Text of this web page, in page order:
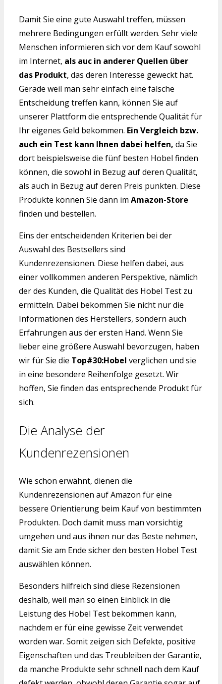
Damit Sie eine gute Auswahl treffen, müssen
mehrere Bedingungen erfüllt werden. Sehr viele
Menschen informieren sich vor dem Kauf sowohl
im Internet, als auc in anderer Quellen über
das Produkt, das deren Interesse geweckt hat.
Gerade weil man sehr einfach eine falsche
Entscheidung treffen kann, können Sie auf
unserer Plattform die entsprechende Qualität für
Ihr eigenes Geld bekommen. Ein Vergleich bzw.
auch ein Test kann Ihnen dabei helfen, da Sie
dort beispielsweise die fünf besten Hobel finden
können, die sowohl in Bezug auf deren Qualität,
als auch in Bezug auf deren Preis punkten. Diese
Produkte können Sie dann im Amazon-Store
finden und bestellen.
Eins der entscheidenden Kriterien bei der
Auswahl des Bestsellers sind
Kundenrezensionen. Diese helfen dabei, aus
einer vollkommen anderen Perspektive, nämlich
der des Kunden, die Qualität des Hobel Test zu
ermitteln. Dabei bekommen Sie nicht nur die
Informationen des Herstellers, sondern auch
Erfahrungen aus der ersten Hand. Wenn Sie
lieber eine größere Auswahl bevorzugen, haben
wir für Sie die Top#30:Hobel verglichen und sie
in eine besondere Reihenfolge gesetzt. Wir
hoffen, Sie finden das entsprechende Produkt für
sich.
Die Analyse der
Kundenrezensionen
Wie schon erwähnt, dienen die
Kundenrezensionen auf Amazon für eine
bessere Orientierung beim Kauf von bestimmten
Produkten. Doch damit muss man vorsichtig
umgehen und aus ihnen nur das Beste nehmen,
damit Sie am Ende sicher den besten Hobel Test
auswählen können.
Besonders hilfreich sind diese Rezensionen
deshalb, weil man so einen Einblick in die
Leistung des Hobel Test bekommen kann,
nachdem er für eine gewisse Zeit verwendet
worden war. Somit zeigen sich Defekte, positive
Eigenschaften und das Treubleiben der Garantie,
da manche Produkte sehr schnell nach dem Kauf